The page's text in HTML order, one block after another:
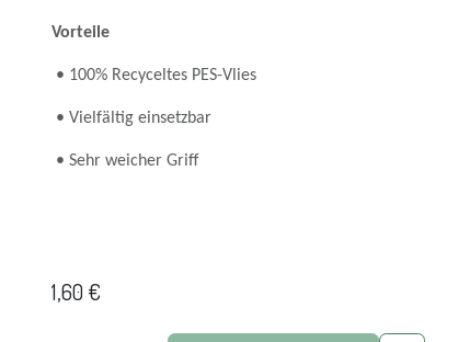
Vorteile
• 100% Recyceltes PES-Vlies
• Vielfältig einsetzbar
• Sehr weicher Griff
1,60 €